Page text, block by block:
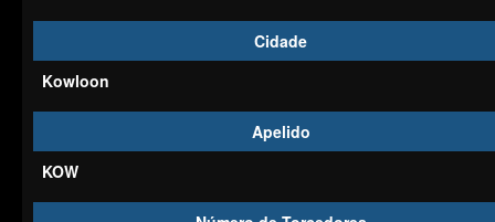
Cidade
Kowloon
Apelido
KOW